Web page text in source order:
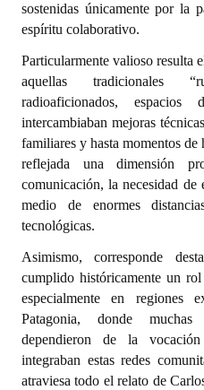
Registros y Distinciones
Datos Históricos
Premio al Mérito - Registro
Audiencias Públicas - Registro
Mujeres que Dejaron Huellas
Periodistas Decanos - Registro
Banca del Vecino - Registro
Huéspedes de Honor - Registro
Antiguos Pobladores - Registro
sostenidas únicamente por la
espíritu colaborativo.
Particularmente valioso resulta
aquellas tradicionales
radioaficionados,
intercambiaban mejoras
familiares y hasta momentos
reflejada una dimensión
comunicación, la necesidad de
medio de enormes
tecnológicas.
Asimismo, corresponde
cumplido históricamente un
especialmente en regiones
Patagonia, donde
dependieron de la
integraban estas redes
atraviesa todo el relato de